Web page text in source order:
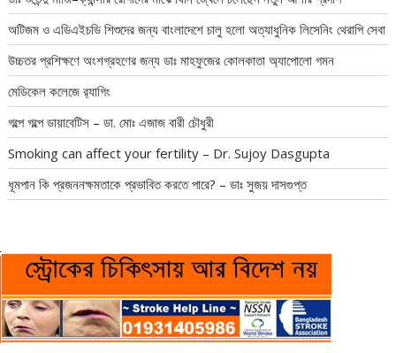
অটিজম ও এডিএইচডি শিশুদের জন্য বাংলাদেশে চালু হলো অত্যাধুনিক লিসেনিং থেরাপি সেবা
উচ্চতর প্রশিক্ষণে অংশগ্রহণের জন্য ডাঃ মাহফুজের কোলকাতা অ্যাপোলো গমন
মেডিকেল কলেজে র‍্যাগিং
গল্পে গল্পে ডায়াবেটিস – ডা. মোঃ এজাজ বারী চৌধুরী
Smoking can affect your fertility – Dr. Sujoy Dasgupta
ধূমপান কি প্রজননক্ষমতাকে প্রভাবিত করতে পারে? – ডাঃ সুজয় দাসগুপ্ত